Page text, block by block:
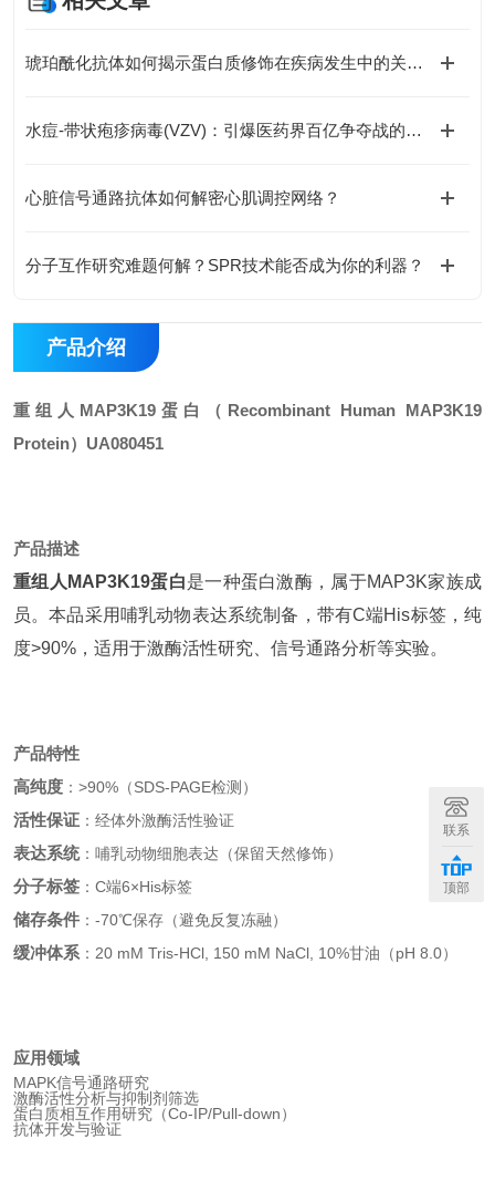
琥珀酰化抗体如何揭示蛋白质修饰在疾病发生中的关键作用？
水痘-带状疱疹病毒(VZV)：引爆医药界百亿争夺战的黑马
心脏信号通路抗体如何解密心肌调控网络？
分子互作研究难题何解？SPR技术能否成为你的利器？
产品介绍
重组人MAP3K19蛋白
（Recombinant Human MAP3K19
Protein） UA080451
产品描述
重组人MAP3K19蛋白是一种蛋白激酶，属于MAP3K家族成
员。本品采用哺乳动物表达系统制备，带有C端His标签，纯
度>90%，适用于激酶活性研究、信号通路分析等实验。
产品特性
高纯度 ：>90%（SDS-PAGE检测）
活性保证 ：经体外激酶活性验证
表达系统：哺乳动物细胞表达（保留天然修饰）
分子标签 ：C端6×His标签
储存条件 ：-70℃保存（避免反复冻融）
缓冲体系 ：20 mM Tris-HCl, 150 mM NaCl, 10%甘油（pH 8.0）
应用领域
MAPK信号通路研究
激酶活性分析与抑制剂筛选
蛋白质相互作用研究（Co-IP/Pull-down）
抗体开发与验证
联系
顶部